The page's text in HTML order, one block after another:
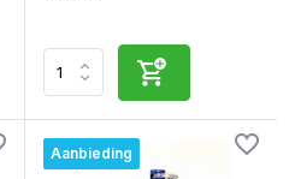
Aanbieding